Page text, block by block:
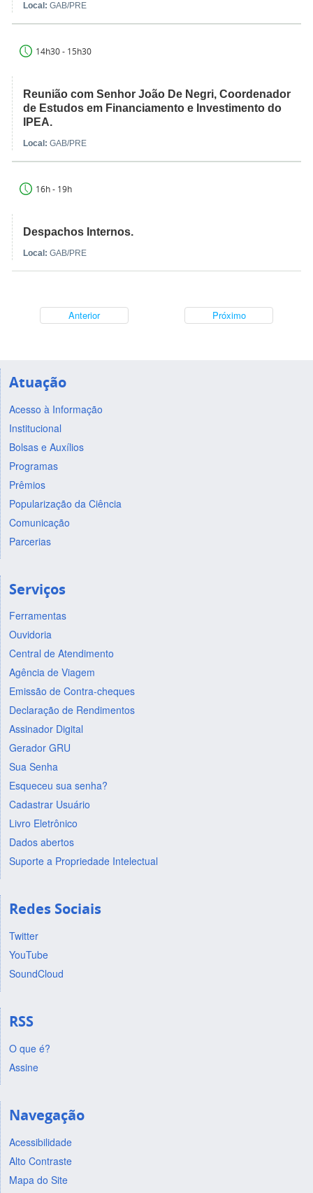
Local: GAB/PRE
14h30 - 15h30
Reunião com Senhor João De Negri, Coordenador
de Estudos em Financiamento e Investimento do
IPEA.
Local: GAB/PRE
16h - 19h
Despachos Internos.
Local: GAB/PRE
Anterior Próximo
Atuação
Acesso à Informação
Institucional
Bolsas e Auxílios
Programas
Prêmios
Popularização da Ciência
Comunicação
Parcerias
Serviços
Ferramentas
Ouvidoria
Central de Atendimento
Agência de Viagem
Emissão de Contra-cheques
Declaração de Rendimentos
Assinador Digital
Gerador GRU
Sua Senha
Esqueceu sua senha?
Cadastrar Usuário
Livro Eletrônico
Dados abertos
Suporte a Propriedade Intelectual
Redes Sociais
Twitter
YouTube
SoundCloud
RSS
O que é?
Assine
Navegação
Acessibilidade
Alto Contraste
Mapa do Site